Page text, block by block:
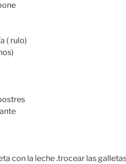
( rulo)
con la leche .trocear las